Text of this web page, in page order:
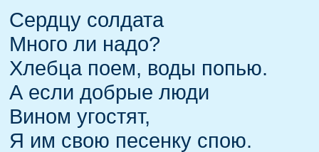
Сердцу солдата
Много ли надо?
Хлебца поем, воды попью.
А если добрые люди
Вином угостят,
Я им свою песенку спою.